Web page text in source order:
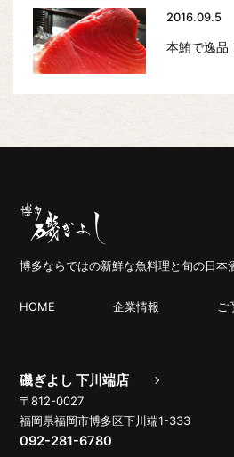
2016.09.5
本鮪で逸品
博多ならではの新鮮な魚料理と旬の日本
HOME 企業情報 ご
磯ぎよし 下川端店
〒812-0027
福岡県福岡市博多区下川端1-333
092-281-6780